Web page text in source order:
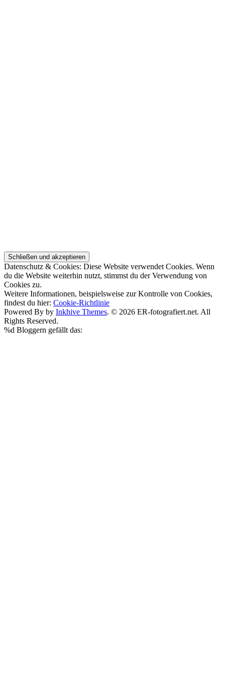
Datenschutz & Cookies: Diese Website verwendet Cookies. Wenn
du die Website weiterhin nutzt, stimmst du der Verwendung von
Cookies zu.
Weitere Informationen, beispielsweise zur Kontrolle von Cookies,
findest du hier: Cookie-Richtlinie
Powered By by Inkhive Themes. © 2026 ER-fotografiert.net. All
Rights Reserved.
%d Bloggern gefällt das: